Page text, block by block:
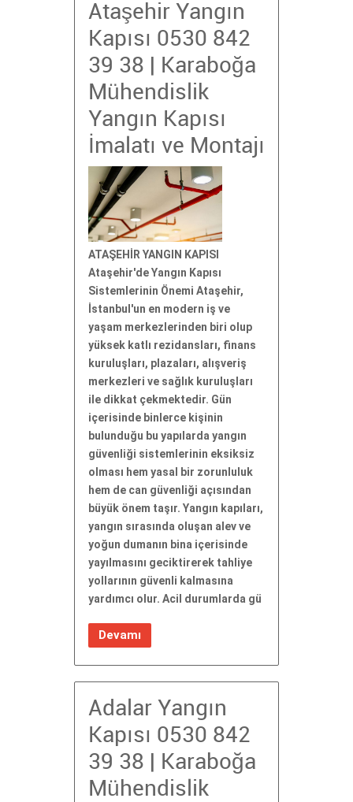
Ataşehir Yangın
Kapısı 0530 842
39 38 | Karaboğa
Mühendislik
Yangın Kapısı
İmalatı ve Montajı
ATAŞEHİR YANGIN KAPISI
Ataşehir'de Yangın Kapısı
Sistemlerinin Önemi Ataşehir,
İstanbul'un en modern iş ve
yaşam merkezlerinden biri olup
yüksek katlı rezidansları, finans
kuruluşları, plazaları, alışveriş
merkezleri ve sağlık kuruluşları
ile dikkat çekmektedir. Gün
içerisinde binlerce kişinin
bulunduğu bu yapılarda yangın
güvenliği sistemlerinin eksiksiz
olması hem yasal bir zorunluluk
hem de can güvenliği açısından
büyük önem taşır. Yangın kapıları,
yangın sırasında oluşan alev ve
yoğun dumanın bina içerisinde
yayılmasını geciktirerek tahliye
yollarının güvenli kalmasına
yardımcı olur. Acil durumlarda gü
Devamı
Adalar Yangın
Kapısı 0530 842
39 38 | Karaboğa
Mühendislik